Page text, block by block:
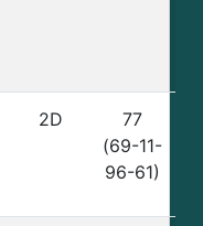
2D
77
(69-11-
96-61)